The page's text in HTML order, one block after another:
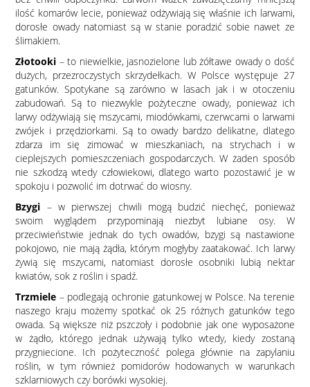
ilość komarów lecie, ponieważ odżywiają się właśnie ich larwami,
dorosłe owady natomiast są w stanie poradzić sobie nawet ze
ślimakiem.
Złotooki – to niewielkie, jasnozielone lub żółtawe owady o dość
dużych, przezroczystych skrzydełkach. W Polsce występuje 27
gatunków. Spotykane są zarówno w lasach jak i w otoczeniu
zabudowań. Są to niezwykle pożyteczne owady, ponieważ ich
larwy odżywiają się mszycami, miodówkami, czerwcami o larwami
zwójek i przędziorkami. Są to owady bardzo delikatne, dlatego
zdarza im się zimować w mieszkaniach, na strychach i w
cieplejszych pomieszczeniach gospodarczych. W żaden sposób
nie szkodzą wtedy człowiekowi, dlatego warto pozostawić je w
spokoju i pozwolić im dotrwać do wiosny.
Bzygi – w pierwszej chwili mogą budzić niechęć, ponieważ
swoim wyglądem przypominają niezbyt lubiane osy. W
przeciwieństwie jednak do tych owadów, bzygi są nastawione
pokojowo, nie mają żądła, którym mogłyby zaatakować. Ich larwy
żywią się mszycami, natomiast dorosłe osobniki lubią nektar
kwiatów, sok z roślin i spadź.
Trzmiele – podlegają ochronie gatunkowej w Polsce. Na terenie
naszego kraju możemy spotkać ok 25 różnych gatunków tego
owada. Są większe niż pszczoły i podobnie jak one wyposażone
w żądło, którego jednak używają tylko wtedy, kiedy zostaną
przygniecione. Ich pożyteczność polega głównie na zapylaniu
roślin, w tym również pomidorów hodowanych w warunkach
szklarniowych czy borówki wysokiej.